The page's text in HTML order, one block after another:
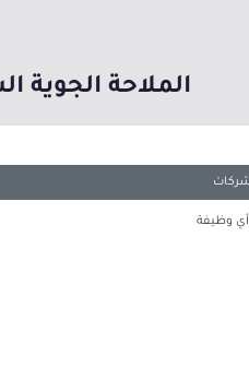
الملاحة الجوية
وظيفة